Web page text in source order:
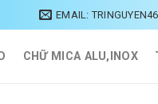
EMAIL:
CHỮ MICA ALU,INOX